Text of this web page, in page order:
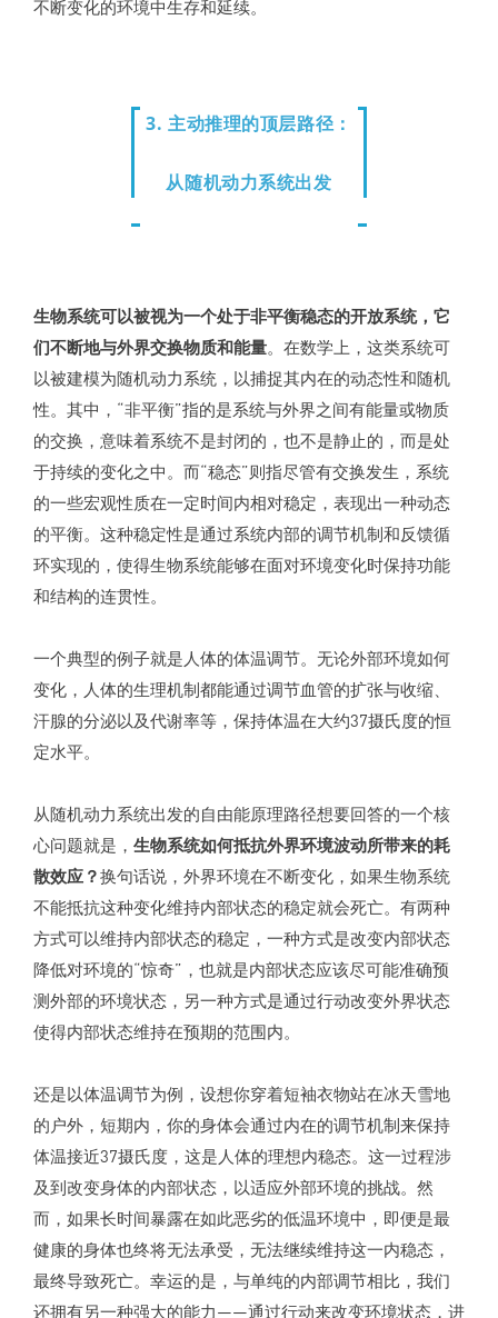
不断变化的环境中生存和延续。
3. 主动推理的顶层路径：
从随机动力系统出发
生物系统可以被视为一个处于非平衡稳态的开放系统，它
们不断地与外界交换物质和能量。在数学上，这类系统可
以被建模为随机动力系统，以捕捉其内在的动态性和随机
性。其中，“非平衡”指的是系统与外界之间有能量或物质
的交换，意味着系统不是封闭的，也不是静止的，而是处
于持续的变化之中。而“稳态”则指尽管有交换发生，系统
的一些宏观性质在一定时间内相对稳定，表现出一种动态
的平衡。这种稳定性是通过系统内部的调节机制和反馈循
环实现的，使得生物系统能够在面对环境变化时保持功能
和结构的连贯性。
一个典型的例子就是人体的体温调节。无论外部环境如何
变化，人体的生理机制都能通过调节血管的扩张与收缩、
汗腺的分泌以及代谢率等，保持体温在大约37摄氏度的恒
定水平。
从随机动力系统出发的自由能原理路径想要回答的一个核
心问题就是， 生物系统如何抵抗外界环境波动所带来的耗
散效应？换句话说，外界环境在不断变化，如果生物系统
不能抵抗这种变化维持内部状态的稳定就会死亡。有两种
方式可以维持内部状态的稳定，一种方式是改变内部状态
降低对环境的“惊奇”，也就是内部状态应该尽可能准确预
测外部的环境状态，另一种方式是通过行动改变外界状态
使得内部状态维持在预期的范围内。
还是以体温调节为例，设想你穿着短袖衣物站在冰天雪地
的户外，短期内，你的身体会通过内在的调节机制来保持
体温接近37摄氏度，这是人体的理想内稳态。这一过程涉
及到改变身体的内部状态，以适应外部环境的挑战。然
而，如果长时间暴露在如此恶劣的低温环境中，即便是最
健康的身体也终将无法承受，无法继续维持这一内稳态，
最终导致死亡。幸运的是，与单纯的内部调节相比，我们
还拥有另一种强大的能力——通过行动来改变环境状态，进